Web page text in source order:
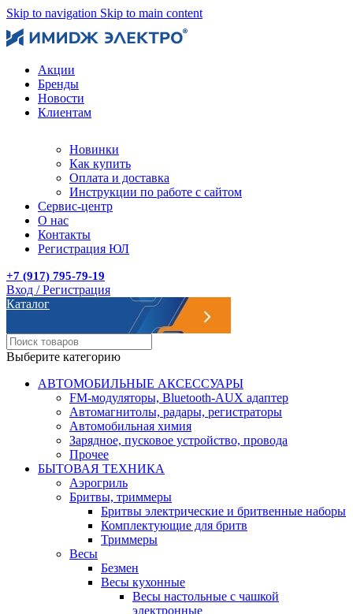
Skip to navigation Skip to main content
Акции
Бренды
Новости
Клиентам
Новинки
Как купить
Оплата и доставка
Инструкции по работе с сайтом
Сервис-центр
О нас
Контакты
Регистрация ЮЛ
+7 (917) 795-79-19
Вход / Регистрация
Каталог
Выберите категорию
АВТОМОБИЛЬНЫЕ АКСЕССУАРЫ
FM-модуляторы, Bluetooth-AUX адаптер
Автомагнитолы, радары, регистраторы
Автомобильная химия
Зарядное, пусковое устройство, провода
Прочее
БЫТОВАЯ ТЕХНИКА
Аэрогриль
Бритвы, триммеры
Бритвы электрические и бритвенные наборы
Комплектующие для бритв
Триммеры
Весы
Безмен
Весы кухонные
Весы настольные с чашкой
электронные